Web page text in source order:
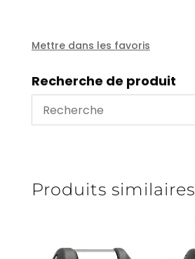
reversible
20
-
175
Mettre dans les favoris
Recherche de produit
Produits similaires